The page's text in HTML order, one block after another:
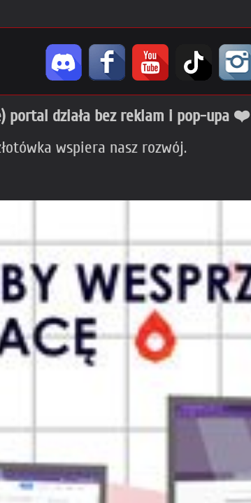
portal działa bez reklam i pop-upa ❤️
wspiera nasz rozwój.